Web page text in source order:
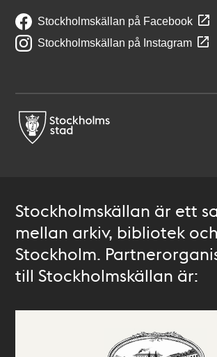
Stockholmskällan på Facebook
Stockholmskällan på Instagram
Stockholmskällan är ett
mellan arkiv, bibliotek
Stockholm.
till Stockholmskällan är: